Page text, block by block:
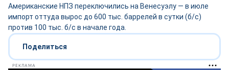
Американские НПЗ переключились на Венесуэлу — в июле
импорт оттуда вырос до 600 тыс. баррелей в сутки (б/с)
против 100 тыс. б/с в начале года.
Поделиться
РЕКЛАМА